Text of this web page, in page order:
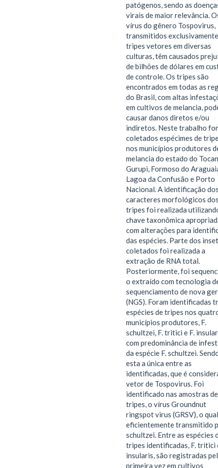
patógenos, sendo as
virais de maior relevância.
vírus do gênero Tospovirus,
transmitidos
tripes vetores em diversas
culturas, têm causados
de bilhões de dólares em
de controle. Os tripes são
encontrados em todas as
do Brasil, com altas
em cultivos de melancia,
causar danos diretos e/ou
indiretos. Neste trabalho
coletados espécimes de
nos municípios produtores
melancia do estado do
Gurupi, Formoso do
Lagoa da Confusão e Porto
Nacional. A identificação
caracteres morfológicos
tripes foi realizada
chave taxonômica
com alterações para
das espécies. Parte dos
coletados foi realizada a
extração de RNA total.
Posteriormente, foi
o extraído com tecnologia
sequenciamento de nova
(NGS). Foram identificadas
espécies de tripes nos
municípios produtores, F.
schultzei, F. tritici e F.
com predominância de
da espécie F. schultzei.
esta a única entre as
identificadas, que é
vetor de Tospovirus. Foi
identificado nas amostras de
tripes, o vírus Groundnut
ringspot virus (GRSV), o
eficientemente transmitido
schultzei. Entre as espécies
tripes identificadas, F. tritici
insularis, são registradas
primeira vez em cultivos